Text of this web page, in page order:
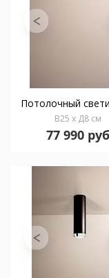
В25 x Д8 см
77 990